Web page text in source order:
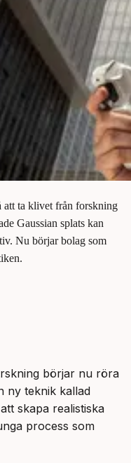
ta klivet från forskning
Gaussian splats kan
Nu börjar bolag som
börjar nu röra
ny teknik kallad
skapa realistiska
process som